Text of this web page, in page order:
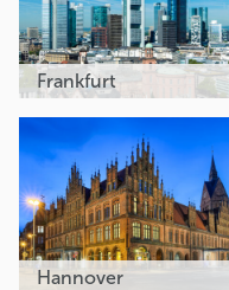
Frankfurt
Hannover